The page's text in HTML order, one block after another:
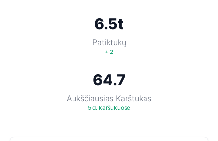
6.5t
Patiktukų
+ 2
64.7
Aukščiausias Karštukas
5 d. karšukuose